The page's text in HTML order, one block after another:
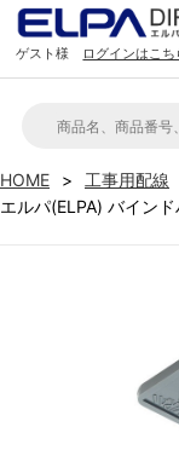
ゲスト様 ログインはこち
HOME 工事用配線
エルパ(ELPA) バイン